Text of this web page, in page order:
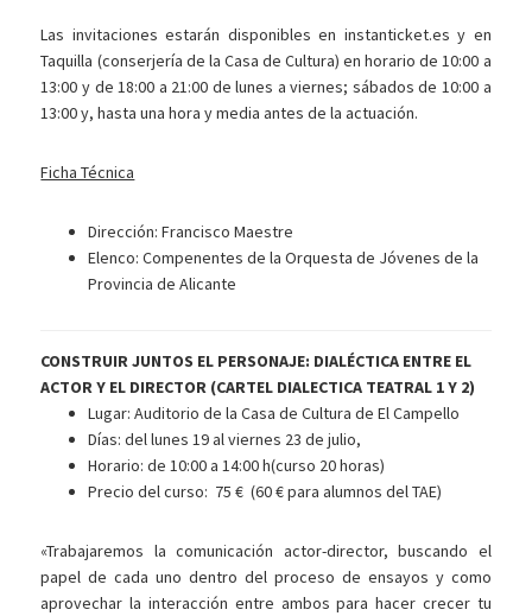
Las invitaciones estarán disponibles en instanticket.es y en
Taquilla (conserjería de la Casa de Cultura) en horario de 10:00 a
13:00 y de 18:00 a 21:00 de lunes a viernes; sábados de 10:00 a
13:00 y, hasta una hora y media antes de la actuación.
Ficha Técnica
Dirección: Francisco Maestre
Elenco: Compenentes de la Orquesta de Jóvenes de la
Provincia de Alicante
CONSTRUIR JUNTOS EL PERSONAJE: DIALÉCTICA ENTRE EL
ACTOR Y EL DIRECTOR (CARTEL DIALECTICA TEATRAL 1 Y 2)
Lugar: Auditorio de la Casa de Cultura de El Campello
Días: del lunes 19 al viernes 23 de julio,
Horario: de 10:00 a 14:00 h(curso 20 horas)
Precio del curso: 75 € (60 € para alumnos del TAE)
«Trabajaremos la comunicación actor-director, buscando el
papel de cada uno dentro del proceso de ensayos y como
aprovechar la interacción entre ambos para hacer crecer tu